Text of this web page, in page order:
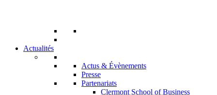
Actualités
Actus & Évènements
Presse
Partenariats
Clermont School of Business